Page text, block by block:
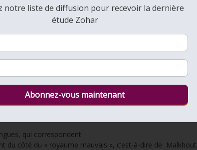
dans leurs nations.]
autres.
la différence entre
à Tiféret, le Roi, et attire l’union entre Tiféret et
Malkhout, la Reine, et l’élève vers Zeir Anpin.
qui correspondent
du côté du « royaume mauvais », c’est-à-dire de Malkhout
notre liste de diffusion pour recevoir la dernière
étude Zohar